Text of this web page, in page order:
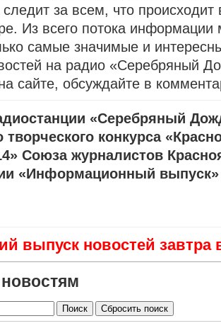
следит за всем, что происходит
Из всего потока информации
самые значимые и
на радио «Серебряный
сайте, обсуждайте в
«Серебряный
творческого конкурса
Союза журналистов
«Информационный выпуск»
выпуск новостей завтра